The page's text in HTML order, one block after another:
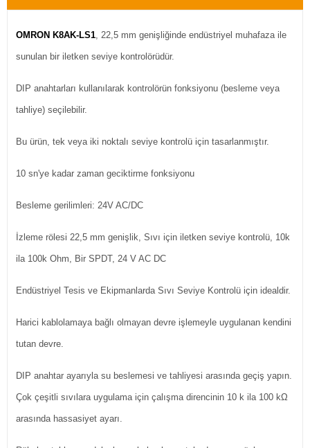
OMRON K8AK-LS1, 22,5 mm genişliğinde endüstriyel muhafaza ile
sunulan bir iletken seviye kontrolörüdür.
DIP anahtarları kullanılarak kontrolörün fonksiyonu (besleme veya
tahliye) seçilebilir.
Bu ürün, tek veya iki noktalı seviye kontrolü için tasarlanmıştır.
10 sn'ye kadar zaman geciktirme fonksiyonu
Besleme gerilimleri: 24V AC/DC
İzleme rölesi 22,5 mm genişlik, Sıvı için iletken seviye kontrolü, 10k
ila 100k Ohm, Bir SPDT, 24 V AC DC
Endüstriyel Tesis ve Ekipmanlarda Sıvı Seviye Kontrolü için idealdir.
Harici kablolamaya bağlı olmayan devre işlemeyle uygulanan kendini
tutan devre.
DIP anahtar ayarıyla su beslemesi ve tahliyesi arasında geçiş yapın.
Çok çeşitli sıvılara uygulama için çalışma direncinin 10 k ila 100 kΩ
arasında hassasiyet ayarı.